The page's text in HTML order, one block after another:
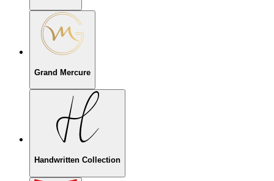
Grand Mercure
Handwritten Collection